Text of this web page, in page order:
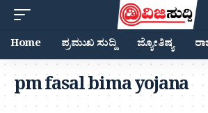
Home ಪ್ರಮುಖ ಸುದ್ದಿ ಜ್ಯೋತಿಷ್ಯ
pm fasal bima yojana